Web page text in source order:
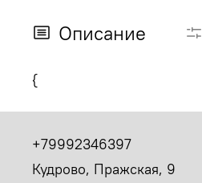
Описание
{
+79992346397
Кудрово, Пражская, 9